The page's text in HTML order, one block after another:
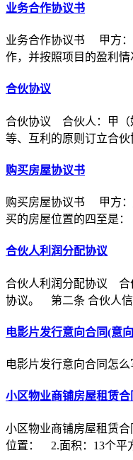
业务合作协议书
业务合作协议书 甲方
作，并按照项目的盈利
合伙协议
合伙协议 合伙人：甲（
等、互利的原则订立合
购买房屋协议书
购买房屋协议书 甲方：
买的房屋位置的四至是
合伙人利润分配协议
合伙人利润分配协议 合
协议。 第二条 合伙人
电影片发行意向合同(意
电影片发行意向合同怎
小区物业商铺房屋租赁合
小区物业商铺房屋租赁
位置： 2.面积：13个平